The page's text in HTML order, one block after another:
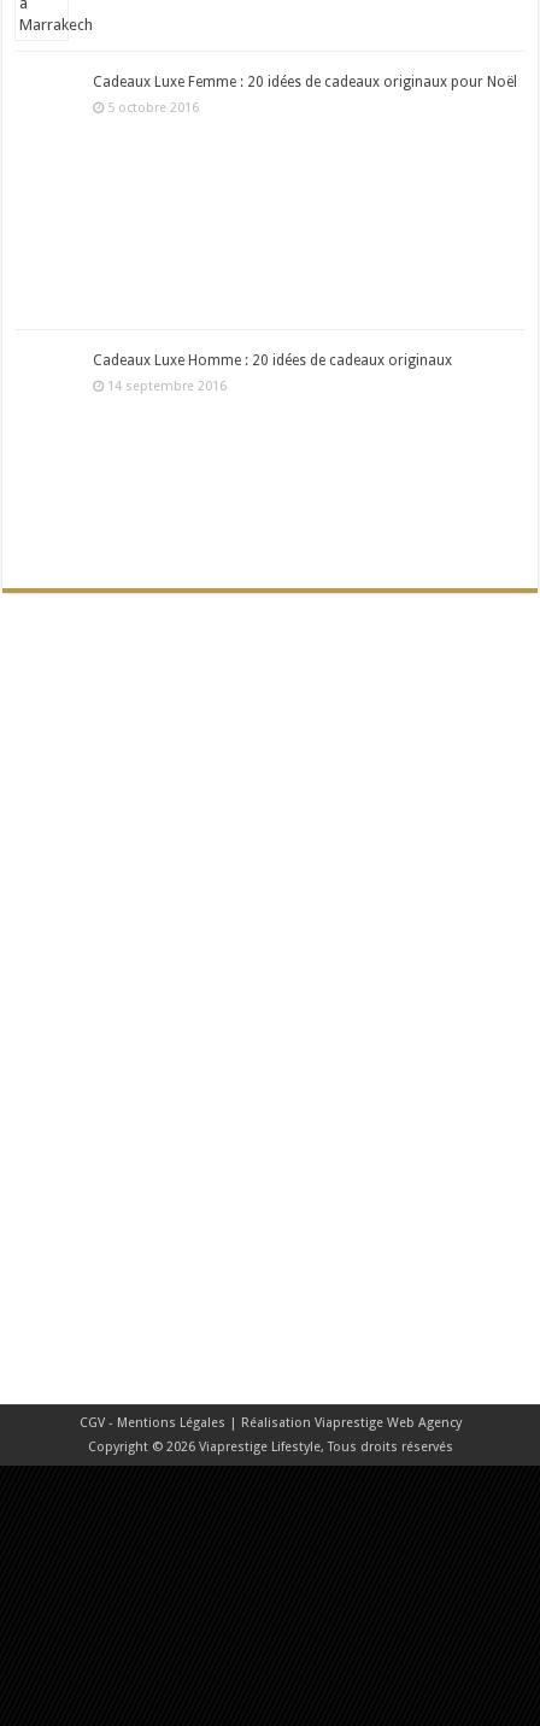
Cadeaux Luxe Femme : 20 idées de cadeaux originaux pour Noël
5 octobre 2016
Cadeaux Luxe Homme : 20 idées de cadeaux originaux
14 septembre 2016
CGV - Mentions Légales | Réalisation Viaprestige Web Agency
Copyright © 2026 Viaprestige Lifestyle, Tous droits réservés